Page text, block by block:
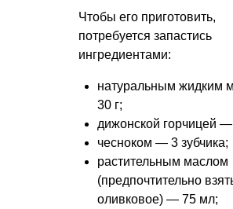
Чтобы его приготовить,
потребуется запастись
ингредиентами:
натуральным жидким
30 г;
дижонской горчицей —
чесноком — 3 зубчика;
растительным маслом
(предпочтительно
оливковое) — 75 мл;